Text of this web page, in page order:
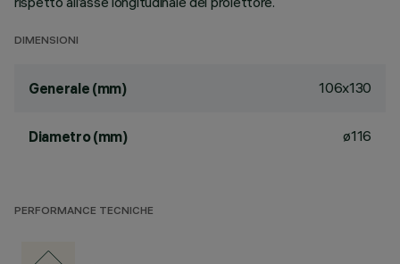
DIMENSIONI
Generale (mm) 106x130
Diametro (mm) ø116
PERFORMANCE TECNICHE